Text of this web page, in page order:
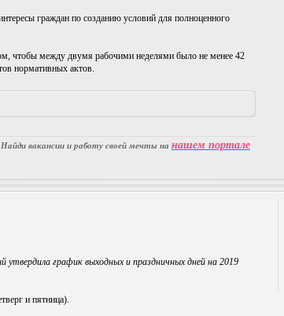
граждан по созданию условий для полноценного
чтобы между двумя рабочими неделями было не менее 42
нормативных актов.
вакансии и работу своей мечты на нашем портале
утвердила график выходных и праздничных дней на 2019
и пятница).